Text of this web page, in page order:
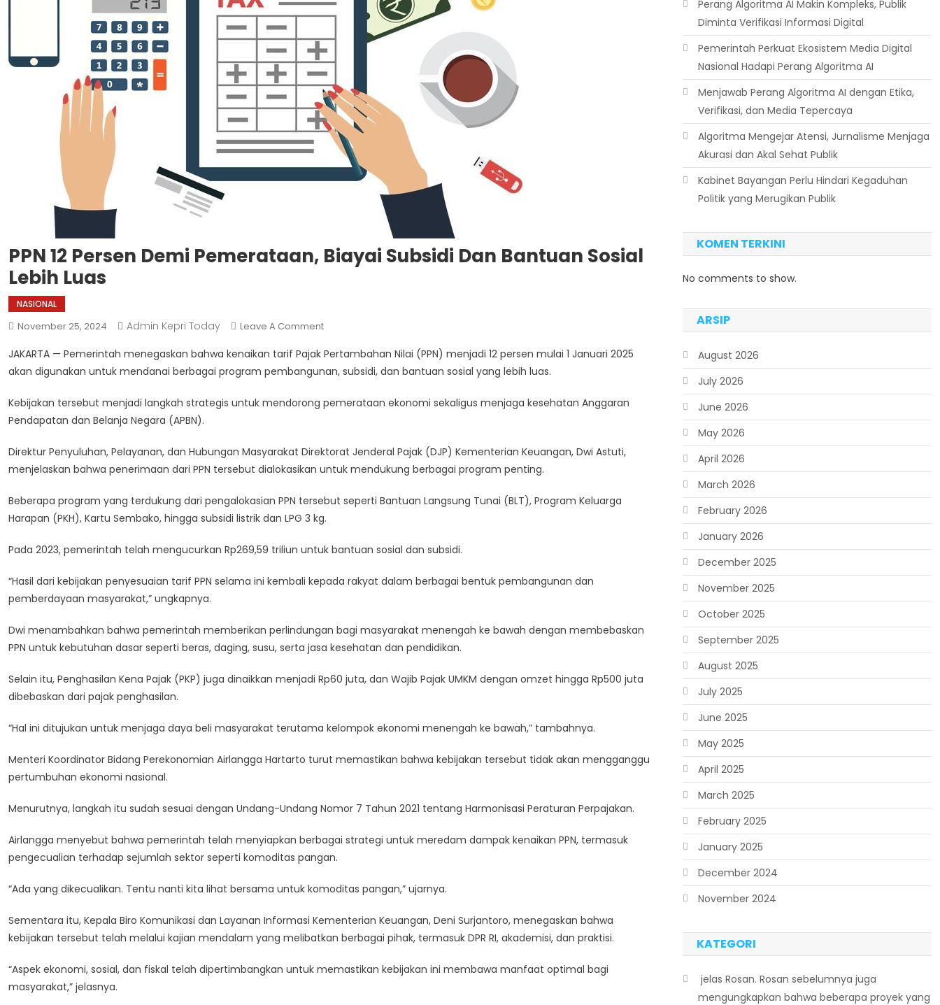
PPN 12 Persen Demi Pemerataan, Biayai Subsidi Dan Bantuan Sosial
Lebih Luas
NASIONAL
November 25, 2024 Admin Kepri Today Leave A CommentOn
12
Persen
Pemerataan,
Dan
Bantuan
Lebih
Luas
JAKARTA — Pemerintah menegaskan bahwa kenaikan tarif Pajak Pertambahan Nilai (PPN) menjadi 12 persen mulai 1 Januari 2025
akan digunakan untuk mendanai berbagai program pembangunan, subsidi, dan bantuan sosial yang lebih luas.
Kebijakan tersebut menjadi langkah strategis untuk mendorong pemerataan ekonomi sekaligus menjaga kesehatan Anggaran
Pendapatan dan Belanja Negara (APBN).
Direktur Penyuluhan, Pelayanan, dan Hubungan Masyarakat Direktorat Jenderal Pajak (DJP) Kementerian Keuangan, Dwi Astuti,
menjelaskan bahwa penerimaan dari PPN tersebut dialokasikan untuk mendukung berbagai program penting.
Beberapa program yang terdukung dari pengalokasian PPN tersebut seperti Bantuan Langsung Tunai (BLT), Program Keluarga
Harapan (PKH), Kartu Sembako, hingga subsidi listrik dan LPG 3 kg.
Pada 2023, pemerintah telah mengucurkan Rp269,59 triliun untuk bantuan sosial dan subsidi.
“Hasil dari kebijakan penyesuaian tarif PPN selama ini kembali kepada rakyat dalam berbagai bentuk pembangunan dan
pemberdayaan masyarakat,” ungkapnya.
Dwi menambahkan bahwa pemerintah memberikan perlindungan bagi masyarakat menengah ke bawah dengan membebaskan
PPN untuk kebutuhan dasar seperti beras, daging, susu, serta jasa kesehatan dan pendidikan.
Selain itu, Penghasilan Kena Pajak (PKP) juga dinaikkan menjadi Rp60 juta, dan Wajib Pajak UMKM dengan omzet hingga Rp500 juta
dibebaskan dari pajak penghasilan.
“Hal ini ditujukan untuk menjaga daya beli masyarakat terutama kelompok ekonomi menengah ke bawah,” tambahnya.
Menteri Koordinator Bidang Perekonomian Airlangga Hartarto turut memastikan bahwa kebijakan tersebut tidak akan mengganggu
pertumbuhan ekonomi nasional.
Menurutnya, langkah itu sudah sesuai dengan Undang-Undang Nomor 7 Tahun 2021 tentang Harmonisasi Peraturan Perpajakan.
Airlangga menyebut bahwa pemerintah telah menyiapkan berbagai strategi untuk meredam dampak kenaikan PPN, termasuk
pengecualian terhadap sejumlah sektor seperti komoditas pangan.
“Ada yang dikecualikan. Tentu nanti kita lihat bersama untuk komoditas pangan,” ujarnya.
Sementara itu, Kepala Biro Komunikasi dan Layanan Informasi Kementerian Keuangan, Deni Surjantoro, menegaskan bahwa
kebijakan tersebut telah melalui kajian mendalam yang melibatkan berbagai pihak, termasuk DPR RI, akademisi, dan praktisi.
“Aspek ekonomi, sosial, dan fiskal telah dipertimbangkan untuk memastikan kebijakan ini membawa manfaat optimal bagi
masyarakat,” jelasnya.
Perang Algoritma AI Makin Kompleks, Publik
Diminta Verifikasi Informasi Digital
Pemerintah Perkuat Ekosistem Media Digital
Nasional Hadapi Perang Algoritma AI
Menjawab Perang Algoritma AI dengan Etika,
Verifikasi, dan Media Tepercaya
Algoritma Mengejar Atensi, Jurnalisme Menjaga
Akurasi dan Akal Sehat Publik
Kabinet Bayangan Perlu Hindari Kegaduhan
Politik yang Merugikan Publik
KOMEN TERKINI
No comments to show.
ARSIP
August 2026
July 2026
June 2026
May 2026
April 2026
March 2026
February 2026
January 2026
December 2025
November 2025
October 2025
September 2025
August 2025
July 2025
June 2025
May 2025
April 2025
March 2025
February 2025
January 2025
December 2024
November 2024
KATEGORI
 jelas Rosan. Rosan sebelumnya juga
mengungkapkan bahwa beberapa proyek yang